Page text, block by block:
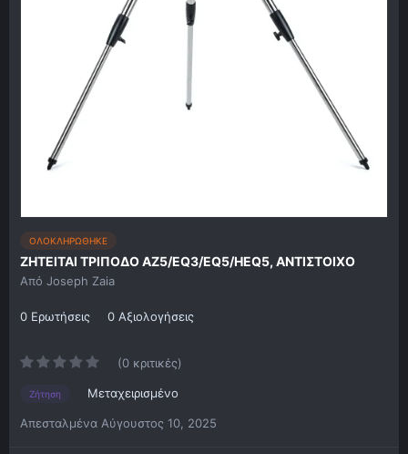
ΟΛΟΚΛΗΡΩΘΗΚΕ
ΖΗΤΕΙΤΑΙ ΤΡΙΠΟΔΟ AZ5/EQ3/EQ5/HEQ5, ΑΝΤΙΣΤΟΙΧΟ
Από Joseph Zaia
0 Ερωτήσεις 0 Αξιολογήσεις
(0 κριτικές)
Ζήτηση Μεταχειρισμένο
Απεσταλμένα Αύγουστος 10, 2025